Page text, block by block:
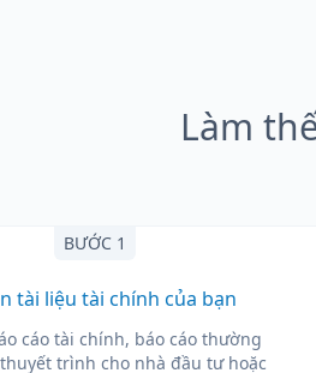
Làm
BƯỚC 1
tài liệu tài chính của bạn
cáo tài chính, báo cáo thường
trình cho nhà đầu tư hoặc